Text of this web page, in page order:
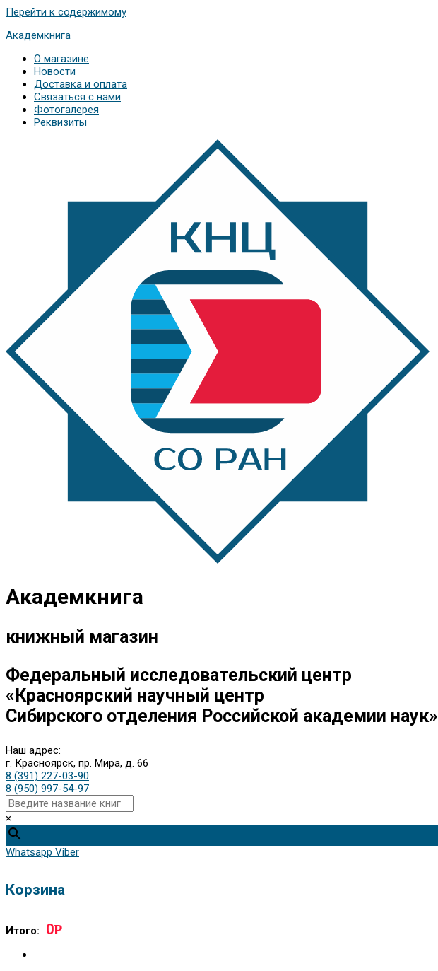
Перейти к содержимому
Академкнига
О магазине
Новости
Доставка и оплата
Связаться с нами
Фотогалерея
Реквизиты
Академкнига
книжный магазин
Федеральный исследовательский центр
«Красноярский научный центр
Сибирского отделения Российской академии наук»
Наш адрес:
г. Красноярск, пр. Мира, д. 66
8 (391) 227-03-90
8 (950) 997-54-97
×
Whatsapp Viber
Корзина
Итого: 0Р